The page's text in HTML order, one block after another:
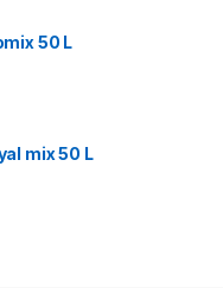
50 L
mix 50 L